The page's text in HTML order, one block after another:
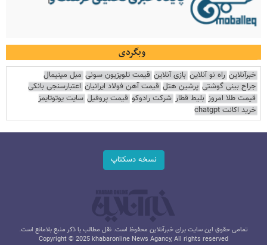
وبگردی
خبرآنلاین راه نو آنلاین بازی آنلاین قیمت تلویزیون سونی مبل مینیمال
جراح بینی گوشتی پرشین هتل قیمت آهن فولاد ایرانیان اعتبارسنجی بانکی
قیمت طلا امروز بلیط قطار شرکت رادوکو قیمت پروفیل سایت یوتوتایمز
خرید اکانت chatgpt
نسخه دسکتاپ
تمامی حقوق این سایت برای خبرآنلاین محفوظ است. نقل مطالب با ذکر منبع بلامانع است.
Copyright © 2025 khabaronline News Agancy, All rights reserved